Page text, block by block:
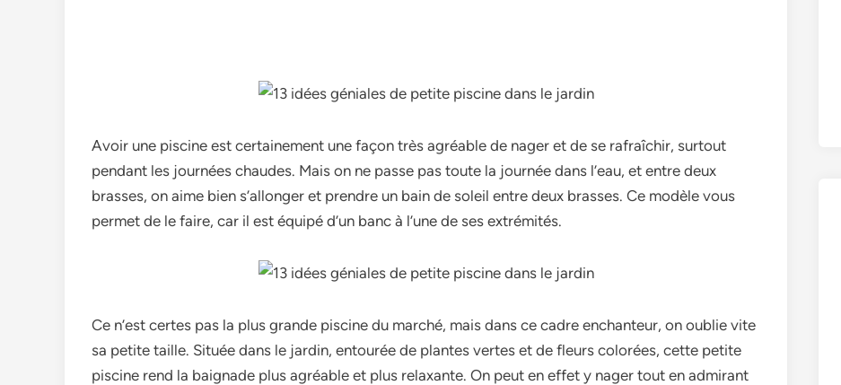
Avoir une piscine est certainement une façon très agréable de nager et de se rafraîchir, surtout
pendant les journées chaudes. Mais on ne passe pas toute la journée dans l’eau, et entre deux
brasses, on aime bien s’allonger et prendre un bain de soleil entre deux brasses. Ce modèle vous
permet de le faire, car il est équipé d’un banc à l’une de ses extrémités.
Ce n’est certes pas la plus grande piscine du marché, mais dans ce cadre enchanteur, on oublie vite
sa petite taille. Située dans le jardin, entourée de plantes vertes et de fleurs colorées, cette petite
piscine rend la baignade plus agréable et plus relaxante. On peut en effet y nager tout en admirant